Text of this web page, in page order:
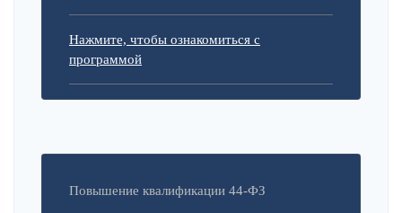
Нажмите, чтобы ознакомиться с
программой
Повышение квалификации 44-ФЗ